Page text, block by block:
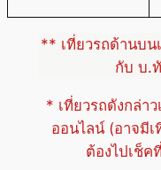
** เที่ยวรถด้านบน
กับ บ.
* เที่ยวรถดังกล่า
ออนไลน์ (อาจมี
ต้องไปเช็